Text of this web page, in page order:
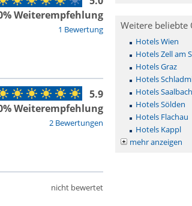
1 Bewertung
Weiterempfehlung
2 Bewertungen
5.9
Weiterempfehlung
nicht bewertet
Weitere beliebte
Hotels Wien
Hotels Zell am
Hotels Graz
Hotels
Hotels
Hotels Sölden
Hotels Flachau
Hotels Kappl
mehr anzeigen